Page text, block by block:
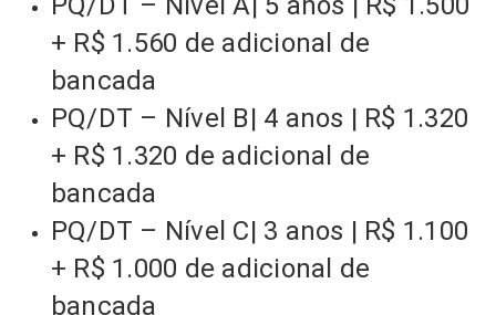
+ R$ 1.560 de adicional de
bancada
PQ/DT – Nível B| 4 anos | R$ 1.320
+ R$ 1.320 de adicional de
bancada
PQ/DT – Nível C| 3 anos | R$ 1.100
+ R$ 1.000 de adicional de
bancada